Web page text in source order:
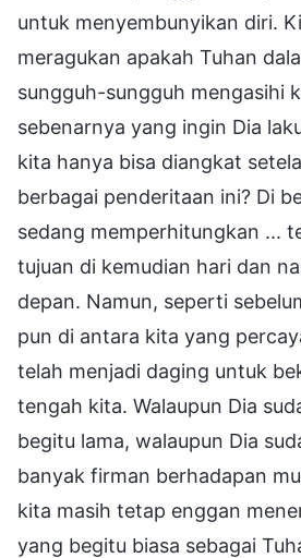
untuk menyembunyikan diri.
meragukan apakah Tuhan
sungguh-sungguh mengasihi
sebenarnya yang ingin Dia
kita hanya bisa diangkat
berbagai penderitaan ini? Di
sedang memperhitungkan ...
tujuan di kemudian hari dan
depan. Namun, seperti
pun di antara kita yang
telah menjadi daging untuk
tengah kita. Walaupun Dia
begitu lama, walaupun Dia
banyak firman berhadapan
kita masih tetap enggan
yang begitu biasa sebagai